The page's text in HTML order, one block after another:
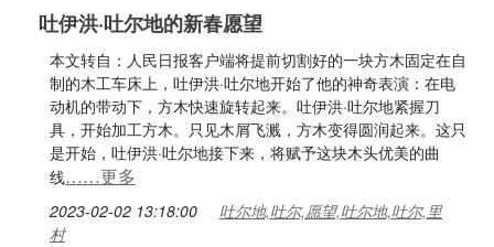
吐伊洪·吐尔地的新春愿望
本文转自：人民日报客户端将提前切割好的一块方木固定在自
制的木工车床上，吐伊洪·吐尔地开始了他的神奇表演：在电
动机的带动下，方木快速旋转起来。吐伊洪·吐尔地紧握刀
具，开始加工方木。只见木屑飞溅，方木变得圆润起来。这只
是开始，吐伊洪·吐尔地接下来，将赋予这块木头优美的曲
线……更多
2023-02-02 13:18:00
吐尔地,吐尔,愿望,吐尔地,吐尔,里
村